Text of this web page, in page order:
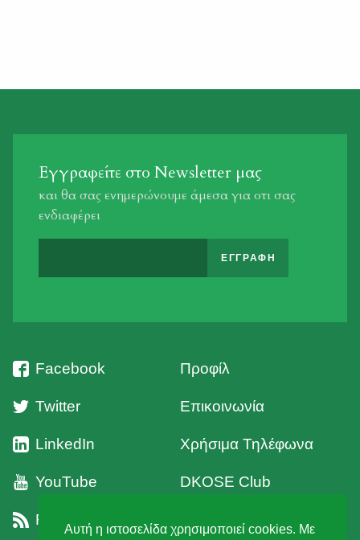
Αυτή η ιστοσελίδα χρησιμοποιεί cookies. Με
Εγγραφείτε στο Newsletter μας
και θα σας ενημερώνουμε άμεσα για οτι σας
ενδιαφέρει
Facebook
Twitter
LinkedIn
YouTube
RSS
Προφίλ
Επικοινωνία
Χρήσιμα Τηλέφωνα
DKOSE Club
Όροι Χρήσης